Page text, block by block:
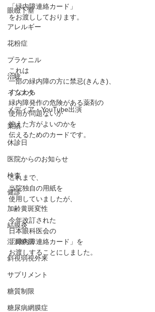
眼瞼下垂
アレルギー
花粉症
プラケニル
治験
インスタ
メディア・YouTube出演
業績
休診日
医院からのお知らせ
検査
健診
加齢黄斑変性
結膜炎
湿潤療法
斜視弱視外来
サプリメント
糖質制限
糖尿病網膜症
「緑内障連絡カード」
をお渡ししております。
これは
一部の緑内障の方に禁忌(きんき)、
すなわち
緑内障発作の危険がある薬剤の
使用が問題ないか
控えた方がよいのかを
伝えるためのカードです。
これまで、
当院独自の用紙を
使用していましたが、
今年改訂された
日本眼科医会の
「緑内障連絡カード」を
お渡しすることにしました。